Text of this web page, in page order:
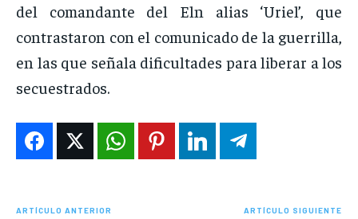
del comandante del Eln alias ‘Uriel’, que
contrastaron con el comunicado de la guerrilla,
en las que señala dificultades para liberar a los
secuestrados.
ARTÍCULO ANTERIOR ARTÍCULO SIGUIENTE